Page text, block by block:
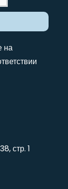
на
стр. 1